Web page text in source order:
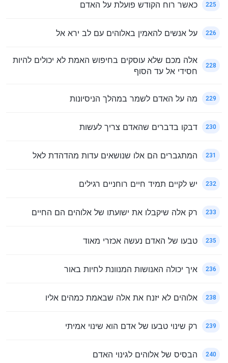
225 כאשר רוח הקודש פועלת על האדם
226 על אנשים להאמין באלוהים עם לב ירא אל
228
אלה מכם שלא עוסקים בחיפוש האמת לא יכולים להיות
חסידי אל עד הסוף
229 מה על האדם לשמר במהלך הניסיונות
230 דבקו בדברים שהאדם צריך לעשות
231 המתגברים הם אלו שנושאים עדות מהדהדת לאל
232 יש לקיים תמיד חיים רוחניים רגילים
233 רק אלה שיקבלו את ישועתו של אלוהים הם החיים
235 טבעו של האדם נעשה אכזרי מאוד
236 איך יכולה האנושות המנוונת לחיות באור
238 אלוהים לא יזנח את אלה שבאמת כמהים אליו
239 רק שינוי טבעו של אדם הוא שינוי אמיתי
240 הבסיס של אלוהים לגינוי האדם